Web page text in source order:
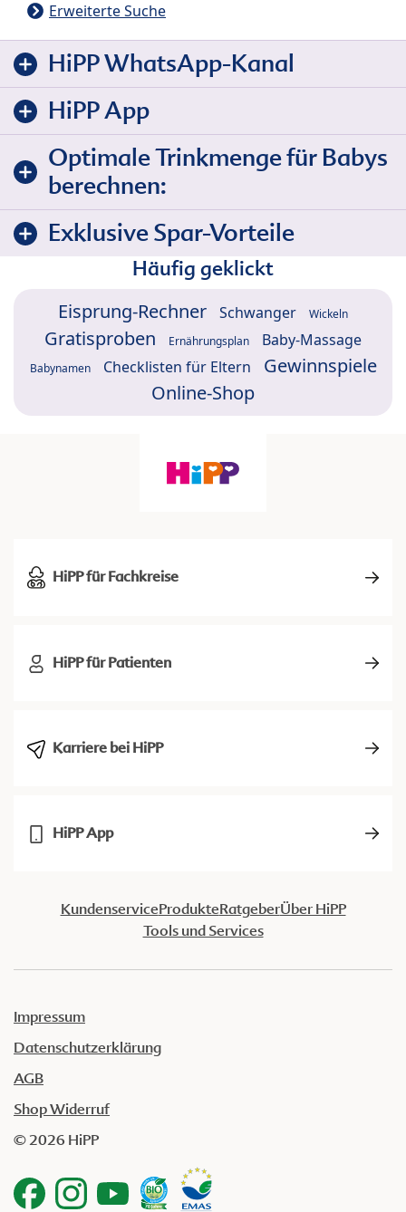
Erweiterte Suche
HiPP WhatsApp-Kanal
HiPP App
Optimale Trinkmenge für Babys
berechnen:
Exklusive Spar-Vorteile
Häufig geklickt
Eisprung-Rechner Schwanger Wickeln
Gratisproben Ernährungsplan Baby-Massage
Babynamen Checklisten für Eltern
Gewinnspiele
Online-Shop
HiPP für Fachkreise
HiPP für Patienten
Karriere bei HiPP
HiPP App
KundenserviceProdukteRatgeberÜber HiPP
Tools und Services
Impressum
Datenschutzerklärung
AGB
Shop Widerruf
© 2026 HiPP